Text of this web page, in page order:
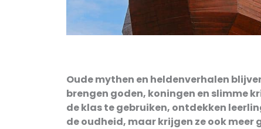
Oude mythen en heldenverhalen
brengen goden, koningen en slimme
de klas te gebruiken, ontdekken
de oudheid, maar krijgen ze ook